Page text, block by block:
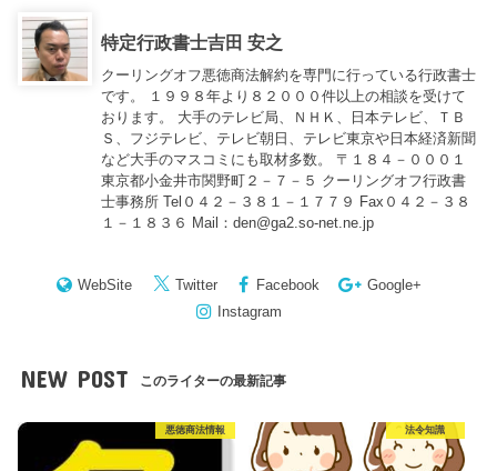
特定行政書士吉田 安之
クーリングオフ悪徳商法解約を専門に行っている行政書士
です。 １９９８年より８２０００件以上の相談を受けて
おります。 大手のテレビ局、ＮＨＫ、日本テレビ、ＴＢ
Ｓ、フジテレビ、テレビ朝日、テレビ東京や日本経済新聞
など大手のマスコミにも取材多数。 〒１８４－０００１
東京都小金井市関野町２－７－５ クーリングオフ行政書
士事務所 Tel０４２－３８１－１７７９ Fax０４２－３８
１－１８３６ Mail：den@ga2.so-net.ne.jp
WebSite Twitter Facebook
Google+
Instagram
NEW POST このライターの最新記事
悪徳商法情報 法令知識